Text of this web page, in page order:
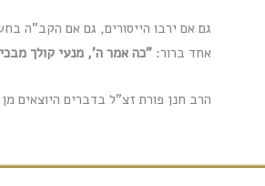
גם אם ירבו הייסורים, גם אם הקב"ה
אחד ברור: "כה אמר ה', מנעי קולך
הרב חנן פורת זצ"ל בדברים היוצאים